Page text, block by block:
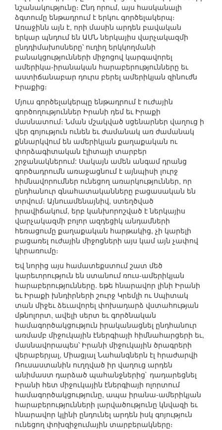
նշանակությունը։ Ընդ որում, այս հասկանալի
ձգտումը ենթադրում է երկու գործելակերպ։
Առաջինն այն է, որի մասին արդեն բավական
երկար պնդում են ԱՄՆ ներկայիս վարչակազմի
ընդդիմախոսները՝ ուղիղ երկկողմանի
բանակցությունների միջոցով կարգավորել
ամերիկա-իրանական հարաբերությունները եւ
աստիճանաբար դուրս բերել ամերիկյան զինուժն
Իրաքից։
Մյուս գործելակերպը ենթադրում է ուժային
գործողություններ Իրանի դեմ եւ Իրաքի
մասնատում։ Նման մշակված սցենարներ վաղուց ի
վեր գոյություն ունեն եւ ժամանակ առ ժամանակ
քննարկվում են ամերիկյան քաղաքական ու
փորձագիտական էլիտայի տարբեր
շրջանակներում: Սակայն ամեն անգամ դրանց
գործադրումն առաջացնում է այնպիսի լուրջ
հիմնավորումներ ունեցող առարկություններ, որ
ընդհանուր գնահատականները բացասական են
տրվում։ Այնուամենայնիվ, ստեղծված
իրավիճակում, երբ կանխորոշված է ներկայիս
վարչակազմի բոլոր ազդեցիկ անդամների
հեռացումը քաղաքական հարթակից, չի կարելի
բացառել ուժային միջոցների այս կամ այն չափով
կիրառումը։
Եվ նորից այս համատեքստում շատ մեծ
կարեւորություն են ստանում ռուս-ամերիկյան
հարաբերությունները. եթե հնարավոր լինի Իրանի
եւ Իրաքի խնդիրների շուրջ Կրեմլի ու Սպիտակ
տան միջեւ ձեւավորել փոխադարձ վստահության
մթնոլորտ, ավելի սերտ եւ գործնական
համագործակցություն իրականացնել ընդհանուր
առմամբ միջուկային էներգիայի հիմնահարցերի եւ,
մասնավորապես՝ Իրանի միջուկային ծրագրերի
վերաբերյալ, Միացյալ Նահանգներն էլ հրաժարվի
Ռուսաստանին ուղղված իր վաղուց արդեն
անիմաստ դարձած պահանջներից` դադարեցնել
Իրանի հետ միջուկային էներգիայի ոլորտում
համագործակցությունը, ապա իրանա-ամերիկյան
հարաբերությունների լարվածությունը կնվազի եւ
հնարավոր կլինի ընդունել արդեն իսկ գոյություն
ունեցող փոխզիջումային տարբերակները։